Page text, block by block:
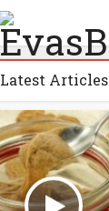
Latest Articles